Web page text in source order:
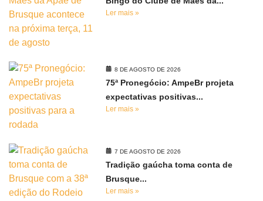
Ler mais »
8 DE AGOSTO DE 2026
75ª Pronegócio: AmpeBr projeta
expectativas positivas...
Ler mais »
7 DE AGOSTO DE 2026
Tradição gaúcha toma conta de
Brusque...
Ler mais »